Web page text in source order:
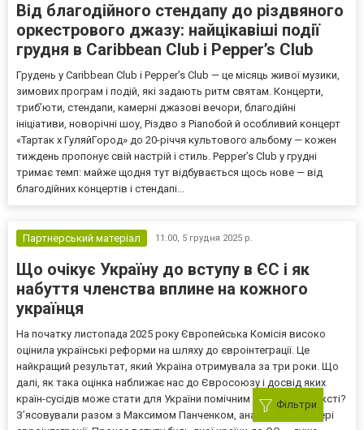
Фільтри
Від благодійного стендапу до різдвяного
оркестрового джазу: найцікавіші події
грудня в Caribbean Club і Pepper’s Club
Грудень у Caribbean Club і Pepper’s Club — це місяць живої музики,
зимових програм і подій, які задають ритм святам. Концерти,
триб’юти, стендапи, камерні джазові вечори, благодійні
ініціативи, новорічні шоу, Різдво з Pianoбой й особливий концерт
«Тартак х ГуляйГород» до 20-річчя культового альбому — кожен
тиждень пропонує свій настрій і стиль. Pepper’s Club у грудні
тримає темп: майже щодня тут відбувається щось нове — від
благодійних концертів і стендапі...
Партнерський матеріал 11:00, 5 грудня 2025 р.
Що очікує Україну до вступу в ЄС і як
набуття членства вплине на кожного
українця
На початку листопада 2025 року Європейська Комісія високо
оцінила українські реформи на шляху до євроінтеграції. Це
найкращий результат, який Україна отримувала за три роки. Що
далі, як така оцінка наближає нас до Євросоюзу і досвід яких
країн-сусідів може стати для України помічним у цьому контексті?
З’ясовували разом з Максимом Панченком, аналітиком у сфері